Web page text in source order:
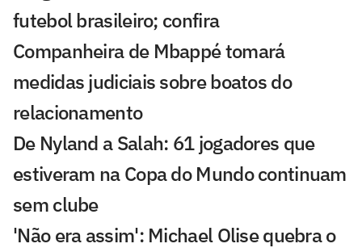
futebol brasileiro; confira
Companheira de Mbappé tomará
medidas judiciais sobre boatos do
relacionamento
De Nyland a Salah: 61 jogadores que
estiveram na Copa do Mundo continuam
sem clube
'Não era assim': Michael Olise quebra o